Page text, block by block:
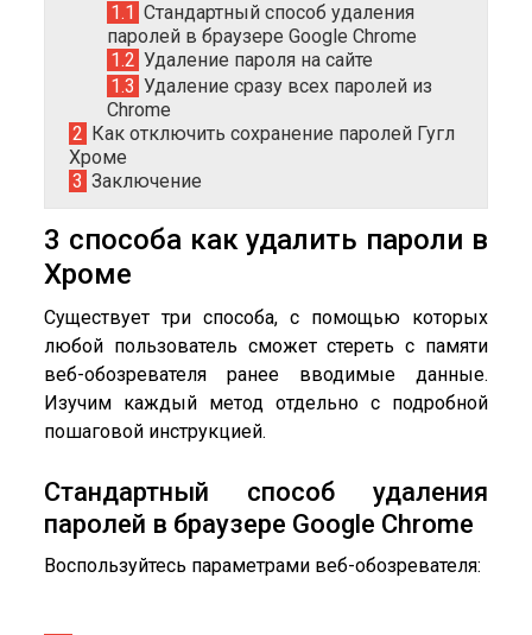
1.1 Стандартный способ удаления
паролей в браузере Google Chrome
1.2 Удаление пароля на сайте
1.3 Удаление сразу всех паролей из
Chrome
2 Как отключить сохранение паролей Гугл
Хроме
3 Заключение
3 способа как удалить пароли в
Хроме
Существует три способа, с помощью которых
любой пользователь сможет стереть с памяти
веб-обозревателя ранее вводимые данные.
Изучим каждый метод отдельно с подробной
пошаговой инструкцией.
Стандартный способ удаления
паролей в браузере Google Chrome
Воспользуйтесь параметрами веб-обозревателя: